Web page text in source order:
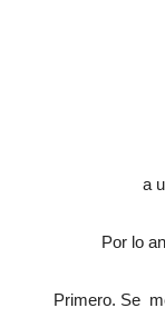
a
Por lo
Primero. Se